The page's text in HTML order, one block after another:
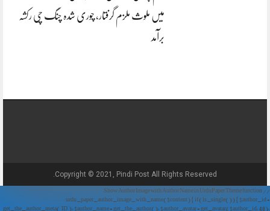
میں ملوث ملزم گرفتار، چوری شدہ چنگ چی رکشہ
برآمد
Copyright © 2021, Pindi Post All Rights Reserved.
// Show Author Image with Author Name in UrduPaper Theme function
urdu_paper_author_image_with_name($content) { if (is_single()) { $author_id =
get_the_author_meta('ID'); $author_name = get_the_author(); $author_avatar = get_avatar($author_id, 48);